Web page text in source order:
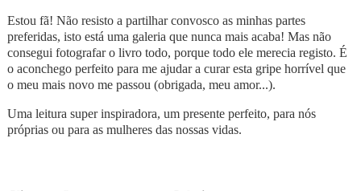
Estou fã! Não resisto a partilhar convosco as minhas partes
preferidas, isto está uma galeria que nunca mais acaba! Mas não
consegui fotografar o livro todo, porque todo ele merecia registo. É
o aconchego perfeito para me ajudar a curar esta gripe horrível que
o meu mais novo me passou (obrigada, meu amor...).
Uma leitura super inspiradora, um presente perfeito, para nós
próprias ou para as mulheres das nossas vidas.